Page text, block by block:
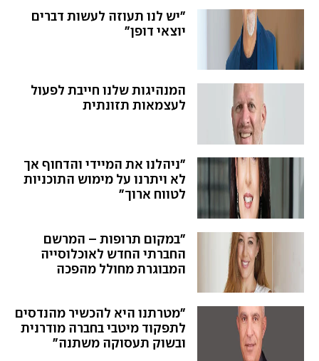
"יש לנו תעוזה לעשות דברים
יוצאי דופן"
המנהיגות שלנו חייבת לפעול
לעצמאות תזונתית
"ניהלנו את המיידי והדחוף אך
לא ויתרנו על מימוש התוכניות
לטווח ארוך"
"במקום תרופות – המרשם
החברתי החדש לאוכלוסייה
המבוגרת מחולל מהפכה
"מטרתנו היא להכשיר מהנדסים
לתפקוד מיטבי בחברה מודרנית
ובשוק תעסוקה משתנה"